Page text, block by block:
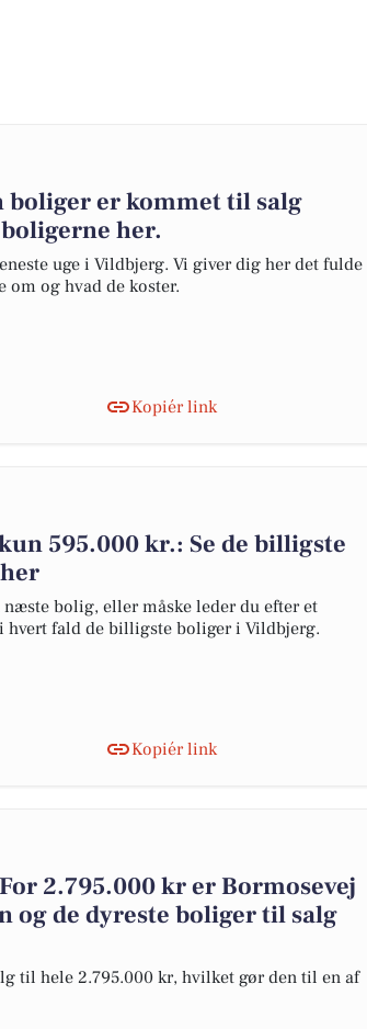
boliger er kommet til salg
her.
uge i Vildbjerg. Vi giver dig her det fulde
og hvad de koster.
Kopiér link
595.000 kr.: Se de billigste
bolig, eller måske leder du efter et
fald de billigste boliger i Vildbjerg.
Kopiér link
2.795.000 kr er Bormosevej
og de dyreste boliger til salg
til hele 2.795.000 kr, hvilket gør den til en af